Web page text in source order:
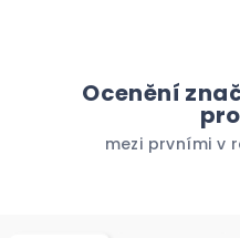
Ocenění
mezi prvními v